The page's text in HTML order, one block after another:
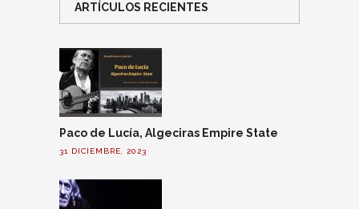
ARTÍCULOS RECIENTES
Paco de Lucía, Algeciras Empire State
31 DICIEMBRE, 2023